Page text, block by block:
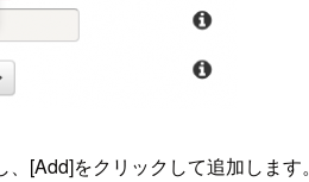
、[Add]をクリックして追加します。